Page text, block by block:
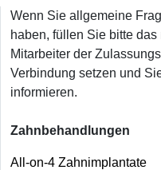
Wenn Sie allgemeine
haben, füllen Sie bitte
Mitarbeiter der
Verbindung setzen und
informieren.
Zahnbehandlungen
All-on-4 Zahnimplantate